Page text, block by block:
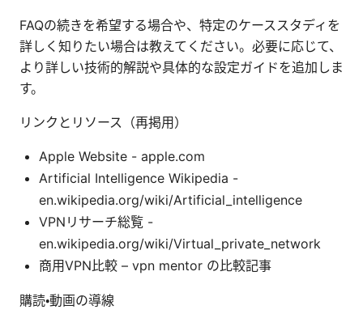
FAQの続きを希望する場合や、特定のケーススタディを
詳しく知りたい場合は教えてください。必要に応じて、
より詳しい技術的解説や具体的な設定ガイドを追加しま
す。
リンクとリソース（再掲用）
Apple Website - apple.com
Artificial Intelligence Wikipedia -
en.wikipedia.org/wiki/Artificial_intelligence
VPNリサーチ総覧 -
en.wikipedia.org/wiki/Virtual_private_network
商用VPN比較 – vpn mentor の比較記事
購読・動画の導線